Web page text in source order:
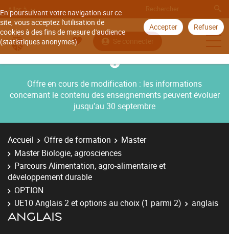
En poursuivant votre navigation sur ce
site, vous acceptez l'utilisation de
cookies à des fins de mesure d'audience
(statistiques anonymes).
Accepter Refuser
Aller à
Se connecter
Offre en cours de modification : les informations
concernant le contenu des enseignements peuvent évoluer
jusqu’au 30 septembre
Accueil Offre de formation
Master
Master Biologie, agrosciences
Parcours Alimentation, agro-alimentaire et
développement durable
OPTION
UE10 Anglais 2 et options au choix (1 parmi 2)
anglais
ANGLAIS